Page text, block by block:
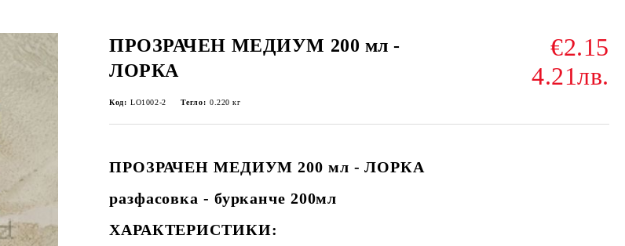
ПРОЗРАЧЕН МЕДИУМ 200 мл -
ЛОРКА
€2.15
4.21лв.
Код: LO1002-2 Тегло: 0.220 кг
ПРОЗРАЧЕН МЕДИУМ 200 мл - ЛОРКА
разфасовка - бурканче 200мл
ХАРАКТЕРИСТИКИ: